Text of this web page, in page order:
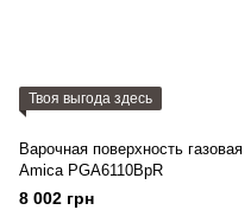
Твоя выгода здесь
Варочная поверхность газовая
Amica PGA6110BpR
8 002 грн